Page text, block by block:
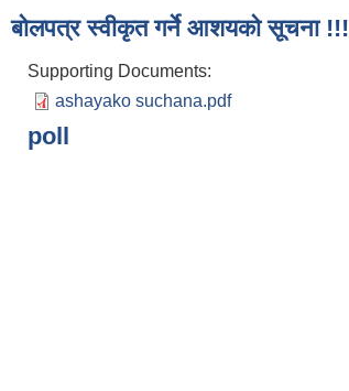
बोलपत्र स्वीकृत गर्ने आशयको सूचना !!!
Supporting Documents:
ashayako suchana.pdf
poll